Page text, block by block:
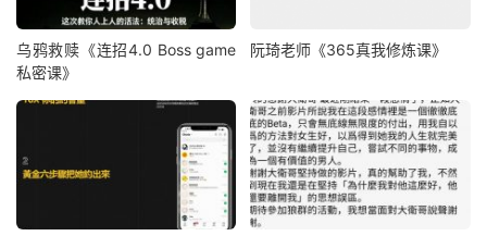
乌鸦救赎《连招4.0 Boss game
私密课》
阮琦老师《365真我修炼课》